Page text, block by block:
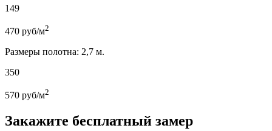
149
470 руб/м2
Размеры полотна: 2,7 м.
350
570 руб/м2
Закажите бесплатный замер